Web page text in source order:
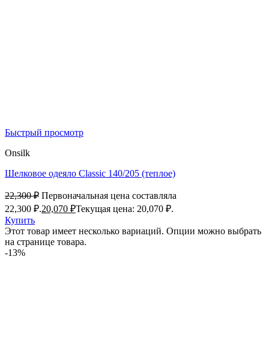
Быстрый просмотр
Onsilk
Шелковое одеяло Classic 140/205 (теплое)
22,300₽ Первоначальная цена составляла
22,300 ₽.20,070 ₽Текущая цена: 20,070 ₽.
Купить
Этот товар имеет несколько вариаций. Опции можно выбрать
на странице товара.
-13%